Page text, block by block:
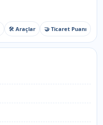
🛠️ Araçlar 🤝 Ticaret Puanı